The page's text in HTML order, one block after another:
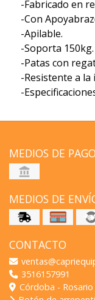
-Fabricado en
-Con
-Apilable.
-Soporta 150kg.
-Patas con
-Resistente a la
-
MEDIOS DE
MEDIOS DE
CONTACTO
3516157991
Córdoba -